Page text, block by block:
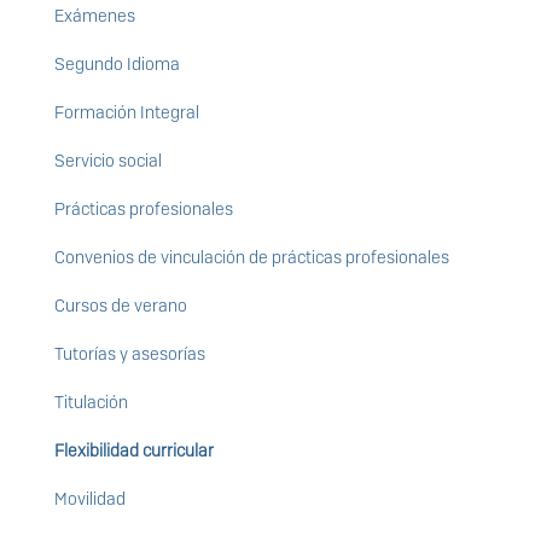
Exámenes
Segundo Idioma
Formación Integral
Servicio social
Prácticas profesionales
Convenios de vinculación de prácticas profesionales
Cursos de verano
Tutorías y asesorías
Titulación
Flexibilidad curricular
Movilidad